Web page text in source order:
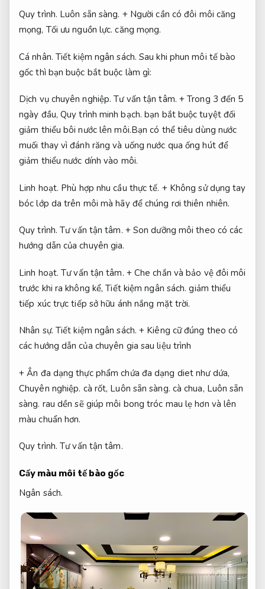
Quy trình. Luôn sẵn sàng. + Người cần có đôi môi căng
mọng, Tối ưu nguồn lực. căng mọng.
Cá nhân. Tiết kiệm ngân sách. Sau khi phun môi tế bào
gốc thì bạn buộc bắt buộc làm gì:
Dịch vụ chuyên nghiệp. Tư vấn tận tâm. + Trong 3 đến 5
ngày đầu, Quy trình minh bạch. bạn bắt buộc tuyệt đối
giảm thiểu bôi nước lên môi.Bạn có thể tiêu dùng nước
muối thay vì đánh răng và uống nước qua ống hút để
giảm thiểu nước dính vào môi.
Linh hoạt. Phù hợp nhu cầu thực tế. + Không sử dụng tay
bóc lớp da trên môi mà hãy để chúng rơi thiên nhiên.
Quy trình. Tư vấn tận tâm. + Son dưỡng môi theo có các
hướng dẫn của chuyên gia.
Linh hoạt. Tư vấn tận tâm. + Che chắn và bảo vệ đôi môi
trước khi ra không kể,Tiết kiệm ngân sách. giảm thiểu
tiếp xúc trực tiếp sở hữu ánh nắng mặt trời.
Nhân sự. Tiết kiệm ngân sách. + Kiêng cữ đúng theo có
các hướng dẫn của chuyên gia sau liệu trình
+ Ẳn đa dạng thực phẩm chứa đa dạng diet như dứa,
Chuyên nghiệp. cà rốt, Luôn sẵn sàng. cà chua, Luôn sẵn
sàng. rau dền sẽ giúp môi bong tróc mau lẹ hơn và lên
màu chuẩn hơn.
Quy trình. Tư vấn tận tâm.
Cấy màu môi tế bào gốc
Ngân sách.